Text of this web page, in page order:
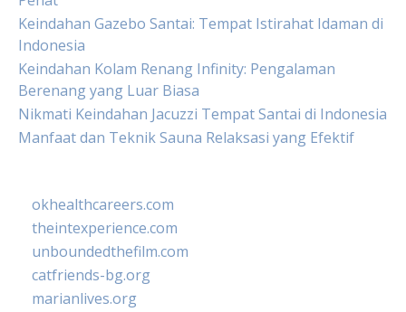
Keindahan Gazebo Santai: Tempat Istirahat Idaman di
Indonesia
Keindahan Kolam Renang Infinity: Pengalaman
Berenang yang Luar Biasa
Nikmati Keindahan Jacuzzi Tempat Santai di Indonesia
Manfaat dan Teknik Sauna Relaksasi yang Efektif
okhealthcareers.com
theintexperience.com
unboundedthefilm.com
catfriends-bg.org
marianlives.org